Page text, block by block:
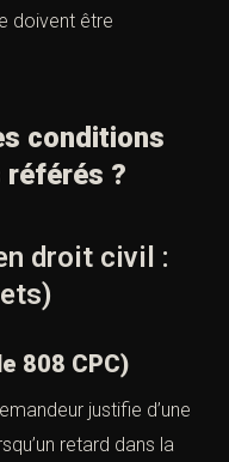
doivent être
conditions
référés ?
droit civil :
808 CPC)
justifie d’une
retard dans la